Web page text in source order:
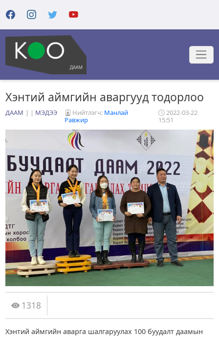
Хэнтий аймгийн аваргууд тодорлоо
ДААМ | МЭДЭЭ Нийтлэгч: Манлай
Равжир
2022-03-22
15:51
1318
Хэнтий аймгийн аварга шалгаруулах 100 буудалт даамын